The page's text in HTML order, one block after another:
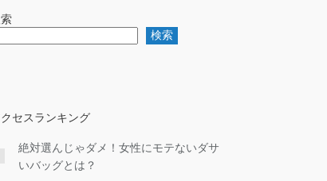
検索
セスランキング
絶対選んじゃダメ！女性にモテないダサ
いバッグとは？